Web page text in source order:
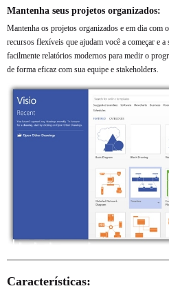
Mantenha seus projetos organizados:
Mantenha os projetos organizados e em dia
recursos flexíveis que ajudam você a começar e
facilmente relatórios modernos para medir o
de forma eficaz com sua equipe e stakeholders.
Características: